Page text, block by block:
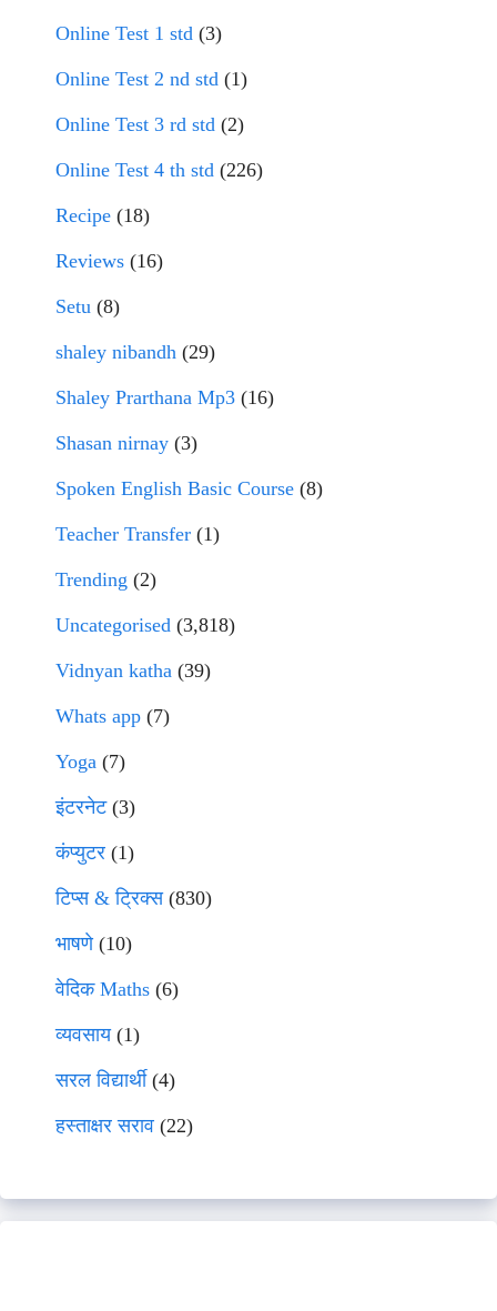
Online Test 1 std (3)
Online Test 2 nd std (1)
Online Test 3 rd std (2)
Online Test 4 th std (226)
Recipe (18)
Reviews (16)
Setu (8)
shaley nibandh (29)
Shaley Prarthana Mp3 (16)
Shasan nirnay (3)
Spoken English Basic Course (8)
Teacher Transfer (1)
Trending (2)
Uncategorised (3,818)
Vidnyan katha (39)
Whats app (7)
Yoga (7)
इंटरनेट(3)
कंप्युटर (1)
टिप्स & ट्रिक्स(830)
भाषणे(10)
वेदिक Maths (6)
व्यवसाय(1)
सरल विद्यार्थी(4)
हस्ताक्षर सराव (22)